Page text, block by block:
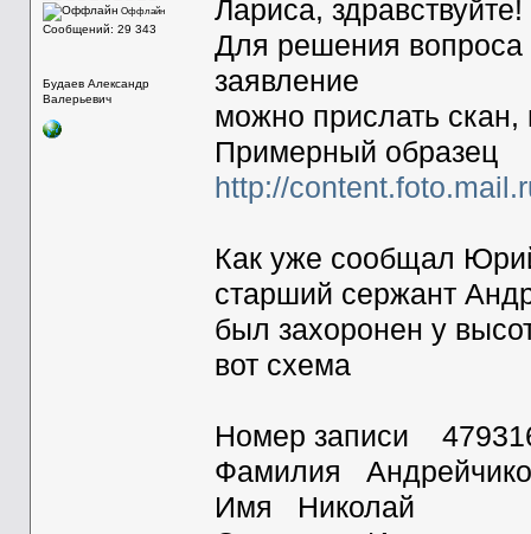
Оффлайн
Сообщений: 29 343
Будаев Александр
Валерьевич
Лариса, здравствуйте!
Для решения вопроса
заявление
можно прислать
Примерный образец
http://
Как уже сообщал
старший сержант
был захоронен у
вот схема
Номер записи
Фамилия
Имя Николай